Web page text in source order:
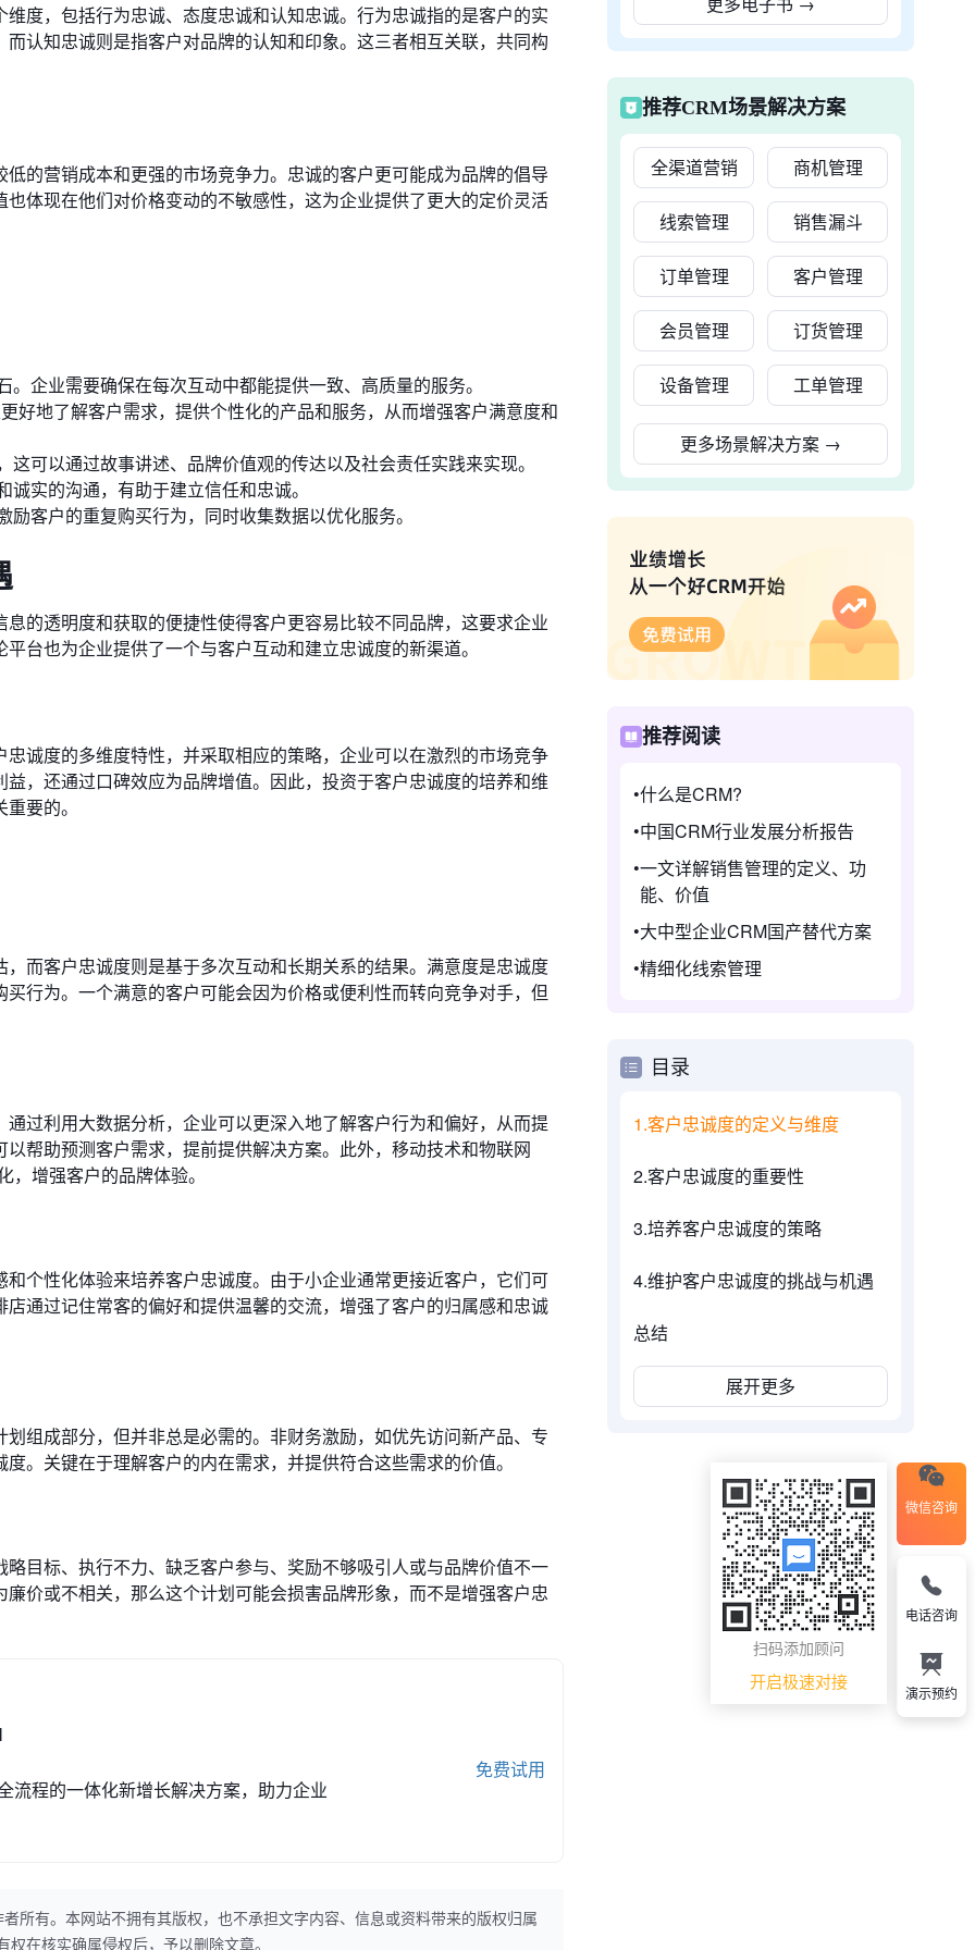
度，包括行为忠诚、态度忠诚和认知忠诚。行为忠诚指的是客户的实
认知忠诚则是指客户对品牌的认知和印象。这三者相互关联，共同构
的营销成本和更强的市场竞争力。忠诚的客户更可能成为品牌的倡导
体现在他们对价格变动的不敏感性，这为企业提供了更大的定价灵活
企业需要确保在每次互动中都能提供一致、高质量的服务。
好地了解客户需求，提供个性化的产品和服务，从而增强客户满意度和
可以通过故事讲述、品牌价值观的传达以及社会责任实践来实现。
实的沟通，有助于建立信任和忠诚。
客户的重复购买行为，同时收集数据以优化服务。
的透明度和获取的便捷性使得客户更容易比较不同品牌，这要求企业
台也为企业提供了一个与客户互动和建立忠诚度的新渠道。
诚度的多维度特性，并采取相应的策略，企业可以在激烈的市场竞争
，还通过口碑效应为品牌增值。因此，投资于客户忠诚度的培养和维
要的。
而客户忠诚度则是基于多次互动和长期关系的结果。满意度是忠诚度
行为。一个满意的客户可能会因为价格或便利性而转向竞争对手，但
过利用大数据分析，企业可以更深入地了解客户行为和偏好，从而提
帮助预测客户需求，提前提供解决方案。此外，移动技术和物联网
增强客户的品牌体验。
个性化体验来培养客户忠诚度。由于小企业通常更接近客户，它们可
通过记住常客的偏好和提供温馨的交流，增强了客户的归属感和忠诚
组成部分，但并非总是必需的。非财务激励，如优先访问新产品、专
。关键在于理解客户的内在需求，并提供符合这些需求的价值。
目标、执行不力、缺乏客户参与、奖励不够吸引人或与品牌价值不一
价或不相关，那么这个计划可能会损害品牌形象，而不是增强客户忠
流程的一体化新增长解决方案，助力企业
免费试用
所有。本网站不拥有其版权，也不承担文字内容、信息或资料带来的版权归属
权在核实确属侵权后，予以删除文章。
推荐CRM场景解决方案
全渠道营销 商机管理
线索管理 销售漏斗
订单管理 客户管理
会员管理 订货管理
设备管理 工单管理
更多场景解决方案 →
推荐阅读
什么是CRM?
中国CRM行业发展分析报告
一文详解销售管理的定义、功
能、价值
大中型企业CRM国产替代方案
精细化线索管理
目录
1.客户忠诚度的定义与维度
2.客户忠诚度的重要性
3.培养客户忠诚度的策略
4.维护客户忠诚度的挑战与机遇
总结
展开更多
微信咨询
扫码添加顾问
开启极速对接
电话咨询
演示预约